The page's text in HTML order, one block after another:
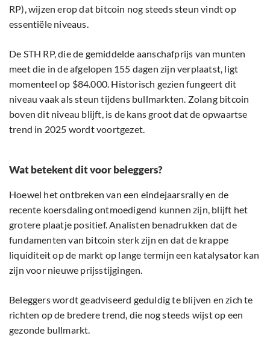
RP), wijzen erop dat bitcoin nog steeds steun vindt op
essentiële niveaus.
De STH RP, die de gemiddelde aanschafprijs van munten
meet die in de afgelopen 155 dagen zijn verplaatst, ligt
momenteel op $84.000. Historisch gezien fungeert dit
niveau vaak als steun tijdens bullmarkten. Zolang bitcoin
boven dit niveau blijft, is de kans groot dat de opwaartse
trend in 2025 wordt voortgezet.
Wat betekent dit voor beleggers?
Hoewel het ontbreken van een eindejaarsrally en de
recente koersdaling ontmoedigend kunnen zijn, blijft het
grotere plaatje positief. Analisten benadrukken dat de
fundamenten van bitcoin sterk zijn en dat de krappe
liquiditeit op de markt op lange termijn een katalysator kan
zijn voor nieuwe prijsstijgingen.
Beleggers wordt geadviseerd geduldig te blijven en zich te
richten op de bredere trend, die nog steeds wijst op een
gezonde bullmarkt.